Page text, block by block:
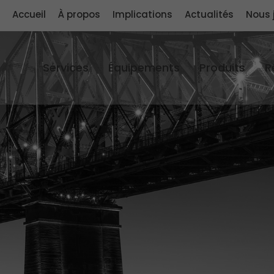
Accueil À propos Implications Actualités Nous
Services Équipements Produits